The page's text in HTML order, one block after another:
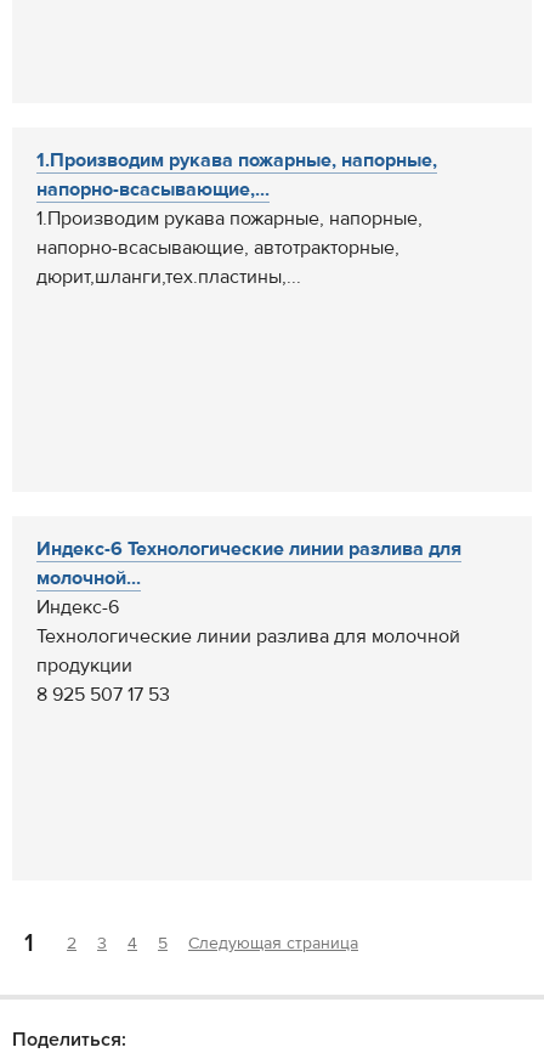
1.Производим рукава пожарные, напорные,
напорно-всасывающие,...
1.Производим рукава пожарные, напорные,
напорно-всасывающие, автотракторные,
дюрит,шланги,тех.пластины,...
Индекс-6 Технологические линии разлива для
молочной...
Индекс-6
Технологические линии разлива для молочной
продукции
8 925 507 17 53
1 2 3 4 5 Следующая страница
Поделиться: